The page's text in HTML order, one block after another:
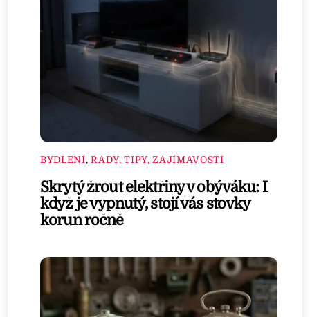
BYDLENÍ,RADY, TIPY, ZAJÍMAVOSTI
Skrytý žrout elektřiny v obýváku: I
když je vypnutý, stojí vás stovky
korun ročně